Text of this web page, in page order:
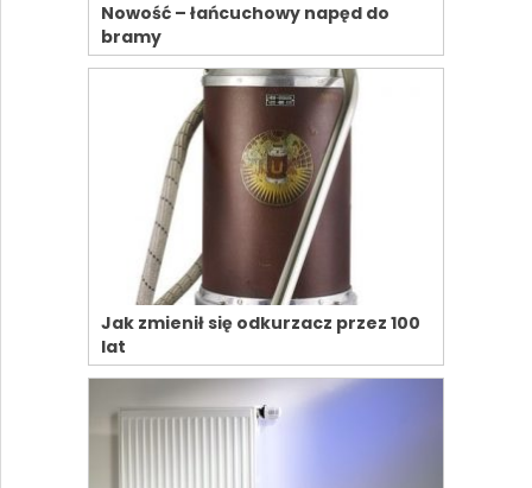
Nowość – łańcuchowy napęd do
bramy
Jak zmienił się odkurzacz przez 100
lat